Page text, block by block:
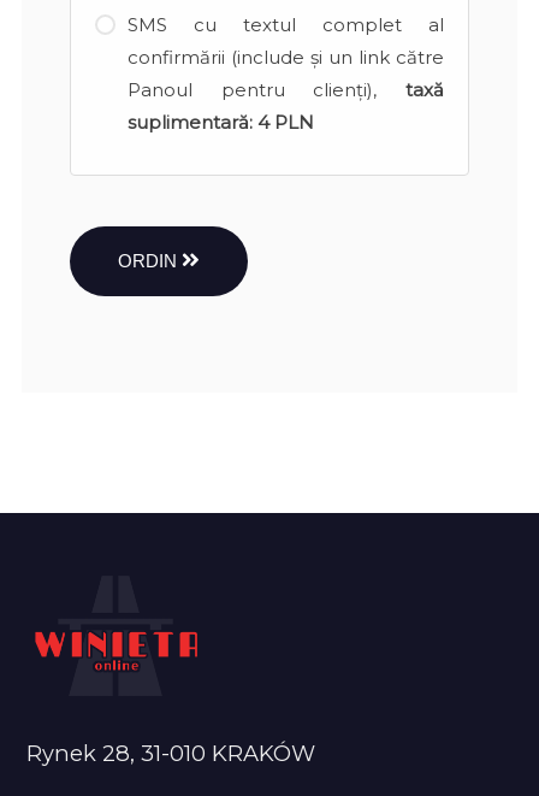
SMS cu textul complet al
confirmării (include și un link către
Panoul pentru clienți), taxă
suplimentară: 4 PLN
ORDIN
Rynek 28, 31-010 KRAKÓW